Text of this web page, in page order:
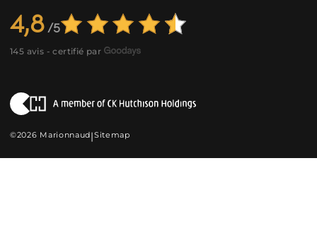
4,8
145 avis - certifié par
©2026 Marionnaud|Sitemap